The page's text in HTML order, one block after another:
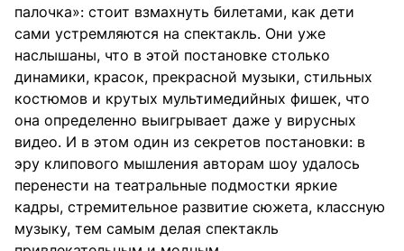
палочка»: стоит взмахнуть билетами, как дети
сами устремляются на спектакль. Они уже
наслышаны, что в этой постановке столько
динамики, красок, прекрасной музыки, стильных
костюмов и крутых мультимедийных фишек, что
она определенно выигрывает даже у вирусных
видео. И в этом один из секретов постановки: в
эру клипового мышления авторам шоу удалось
перенести на театральные подмостки яркие
кадры, стремительное развитие сюжета, классную
музыку, тем самым делая спектакль